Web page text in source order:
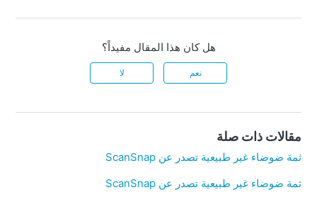
هل كان هذا المقال مفيداً؟
نعم لا
مقالات ذات صلة
ثمة ضوضاء غير طبيعية تصدر عن ScanSnap
ثمة ضوضاء غير طبيعية تصدر عن ScanSnap